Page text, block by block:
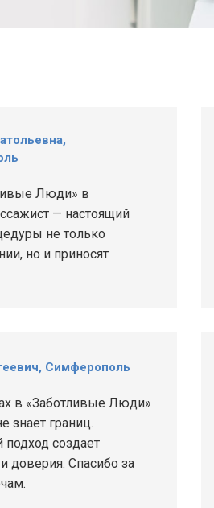
Люди» в
— настоящий
не только
но и приносят
Симферополь
в «Заботливые Люди»
знает границ.
создает
доверия. Спасибо за